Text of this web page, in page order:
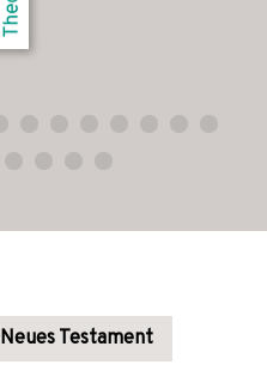
Neues Testament